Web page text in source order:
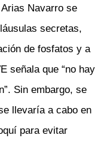
Navarro se
secretas,
de fosfatos y a
señala que “no hay
Sin embargo, se
llevaría a cabo en
para evitar